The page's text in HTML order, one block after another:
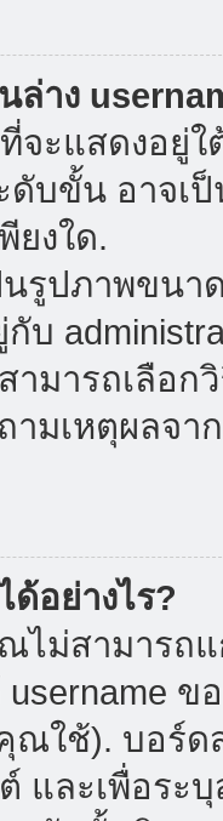
าง
ะแสดงอยู่ใ
บขั้น อาจเ
ยงใด.
รูปภาพขนา
บ
มารถเลือก
มเหตุผลจา
อย่างไร?
ไม่สามารถ
ใช้). บอร์ด
ละเพื่อระบุ